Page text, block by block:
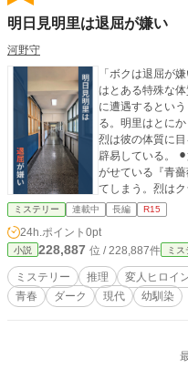
明日見明里は退屈が嫌い
河野守
「ボクは退屈が嫌いだ。
はとある特殊な
に遭遇するとい
る。明里はとに
烈は彼の体質に
辟易している。 ⚫︎第１部 ある日、烈のクラスメイトが巷を騒
がせている『青
てしまう。烈は
『青薔薇の貴公子』
『青薔薇の貴公
まえた烈と明里
談事を受ける。
達は美月の護衛
ミステリー 連載中 長編 R15
24h.ポイント 0pt
小説 228,887 位 / 228,887件 ミス
ミステリー 推理 変人ヒロイ
青春
ダーク 現代 幼馴染